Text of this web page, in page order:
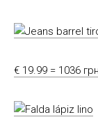
€ 19.99 = 1036